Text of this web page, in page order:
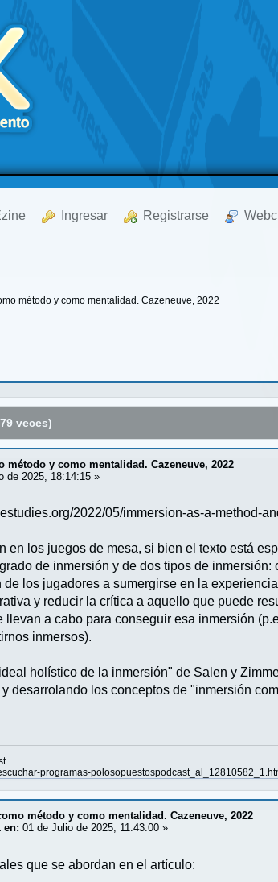
Ingresar Registrarse
método y como mentalidad. Cazeneuve, 2022
veces)
método y como mentalidad. Cazeneuve, 2022
de 2025, 18:14:15 »
2022/05/immersion-as-a-method-
en los juegos de mesa, si bien el texto está
de inmersión y de dos tipos de
los jugadores a sumergirse en la
y reducir la crítica a aquello que puede
llevan a cabo para conseguir esa inmersión
inmersos).
holístico de la inmersión" de Salen y
desarrolando los conceptos de "inmersión
programas-
método y como mentalidad. Cazeneuve, 2022
en: 01 de Julio de 2025, 11:43:00 »
que se abordan en el artículo: